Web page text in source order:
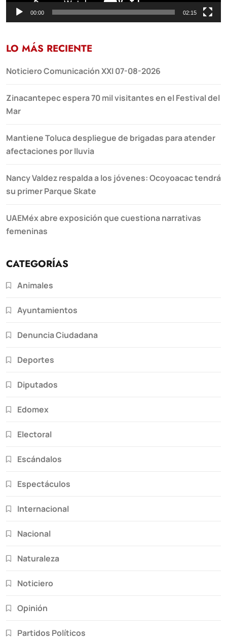
00:00 02:15
LO MÁS RECIENTE
Noticiero Comunicación XXI 07-08-2026
Zinacantepec espera 70 mil visitantes en el Festival del
Mar
Mantiene Toluca despliegue de brigadas para atender
afectaciones por lluvia
Nancy Valdez respalda a los jóvenes: Ocoyoacac tendrá
su primer Parque Skate
UAEMéx abre exposición que cuestiona narrativas
femeninas
CATEGORÍAS
Animales
Ayuntamientos
Denuncia Ciudadana
Deportes
Diputados
Edomex
Electoral
Escándalos
Espectáculos
Internacional
Nacional
Naturaleza
Noticiero
Opinión
Partidos Políticos